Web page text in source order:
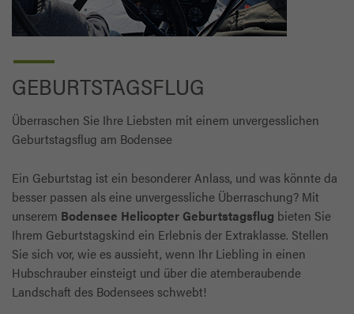
GEBURTSTAGSFLUG
Überraschen Sie Ihre Liebsten mit einem unvergesslichen
Geburtstagsflug am Bodensee
Ein Geburtstag ist ein besonderer Anlass, und was könnte da
besser passen als eine unvergessliche Überraschung? Mit
unserem Bodensee Helicopter Geburtstagsflug bieten Sie
Ihrem Geburtstagskind ein Erlebnis der Extraklasse. Stellen
Sie sich vor, wie es aussieht, wenn Ihr Liebling in einen
Hubschrauber einsteigt und über die atemberaubende
Landschaft des Bodensees schwebt!